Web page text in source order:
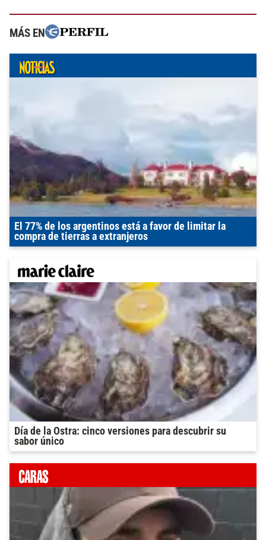
MÁS EN
El 77% de los argentinos está a favor de limitar la
compra de tierras a extranjeros
Día de la Ostra: cinco versiones para descubrir su
sabor único